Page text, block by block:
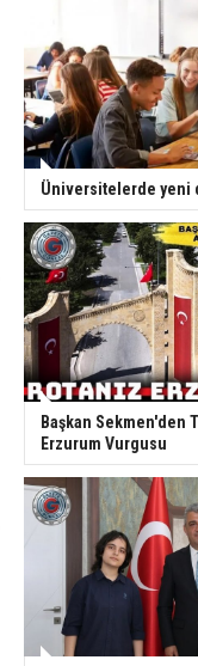
Üniversitelerde yeni
Başkan Sekmen'den
Erzurum Vurgusu